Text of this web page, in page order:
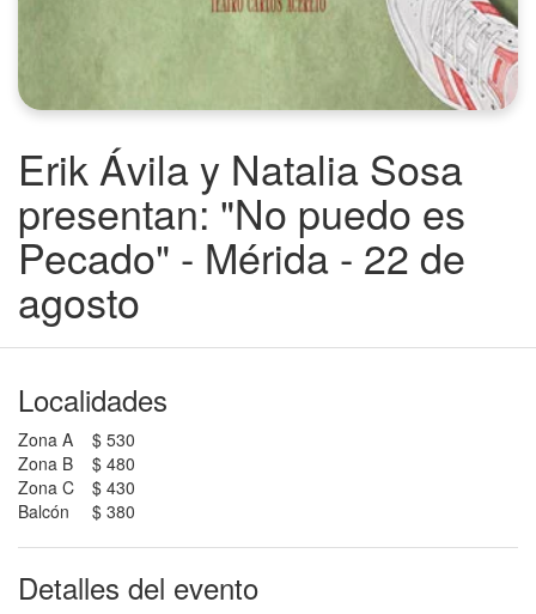
Erik Ávila y Natalia Sosa
presentan: "No puedo es
Pecado" - Mérida - 22 de
agosto
Localidades
Zona A
$ 530
Zona B
$ 480
Zona C
$ 430
Balcón
$ 380
Detalles del evento